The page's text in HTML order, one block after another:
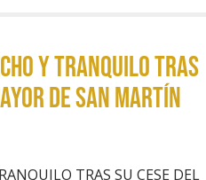
Y TRANQUILO TRAS
DE SAN MARTÍN
TRAS SU CESE DEL